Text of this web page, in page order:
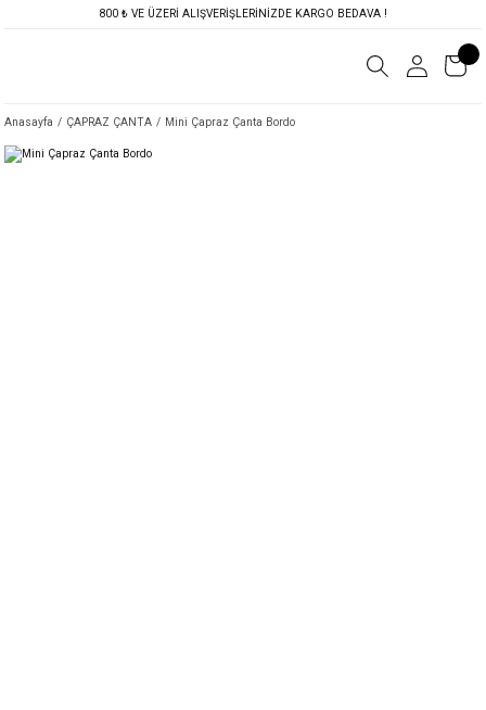
800 ₺ VE ÜZERİ ALIŞVERİŞLERİNİZDE KARGO BEDAVA !
Anasayfa ÇAPRAZ ÇANTA Mini Çapraz Çanta Bordo